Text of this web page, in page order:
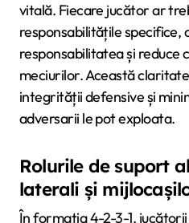
vitală. Fiecare jucător ar
responsabilitățile specifice,
responsabilitatea și reduce
meciurilor. Această
integrității defensive și
adversarii le pot exploata.
Rolurile de suport
laterali și
În formația 4-2-3-1,